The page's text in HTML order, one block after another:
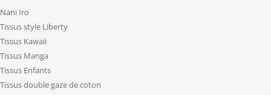
Nani Iro
Tissus style Liberty
Tissus Kawaii
Tissus Manga
Tissus Enfants
Tissus double gaze de coton